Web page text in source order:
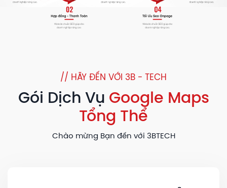
// HÃY ĐẾN VỚI 3B - TECH
Gói Dịch Vụ Google Maps
Tổng Thể
Chào mừng Bạn đến với 3BTECH